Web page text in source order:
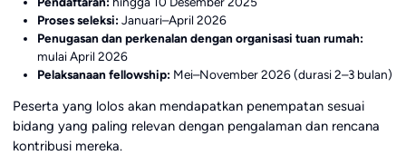
Proses seleksi: Januari–April 2026
Penugasan dan perkenalan dengan organisasi tuan rumah:
mulai April 2026
Pelaksanaan fellowship: Mei–November 2026 (durasi 2–3 bulan)
Peserta yang lolos akan mendapatkan penempatan sesuai
bidang yang paling relevan dengan pengalaman dan rencana
kontribusi mereka.